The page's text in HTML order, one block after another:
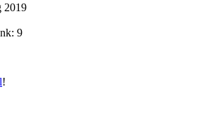
2019
9
!